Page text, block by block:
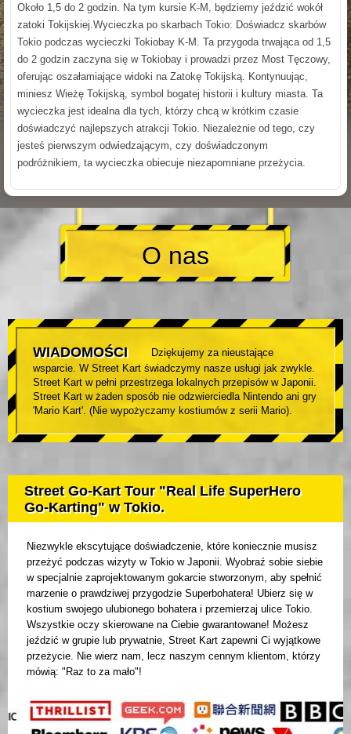
Około 1,5 do 2 godzin. Na tym kursie K-M, będziemy jeździć wokół
zatoki Tokijskiej.Wycieczka po skarbach Tokio: Doświadcz skarbów
Tokio podczas wycieczki Tokiobay K-M. Ta przygoda trwająca od 1,5
do 2 godzin zaczyna się w Tokiobay i prowadzi przez Most Tęczowy,
oferując oszałamiające widoki na Zatokę Tokijską. Kontynuując,
miniesz Wieżę Tokijską, symbol bogatej historii i kultury miasta. Ta
wycieczka jest idealna dla tych, którzy chcą w krótkim czasie
doświadczyć najlepszych atrakcji Tokio. Niezależnie od tego, czy
jesteś pierwszym odwiedzającym, czy doświadczonym
podróżnikiem, ta wycieczka obiecuje niezapomniane przeżycia.
O nas
WIADOMOŚCI
Dziękujemy za nieustające
wsparcie. W Street Kart świadczymy nasze usługi jak zwykle.
Street Kart w pełni przestrzega lokalnych przepisów w Japonii.
Street Kart w żaden sposób nie odzwierciedla Nintendo ani gry
'Mario Kart'. (Nie wypożyczamy kostiumów z serii Mario).
Street Go-Kart Tour "Real Life SuperHero
Go-Karting" w Tokio.
Niezwykle ekscytujące doświadczenie, które koniecznie musisz
przeżyć podczas wizyty w Tokio w Japonii. Wyobraź sobie siebie
w specjalnie zaprojektowanym gokarcie stworzonym, aby spełnić
marzenie o prawdziwej przygodzie Superbohatera! Ubierz się w
kostium swojego ulubionego bohatera i przemierzaj ulice Tokio.
Wszystkie oczy skierowane na Ciebie gwarantowane! Możesz
jeździć w grupie lub prywatnie, Street Kart zapewni Ci wyjątkowe
przeżycie. Nie wierz nam, lecz naszym cennym klientom, którzy
mówią: "Raz to za mało"!